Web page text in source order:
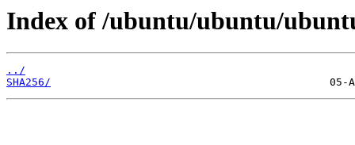
Index of /ubuntu/ubuntu/
../
SHA256/